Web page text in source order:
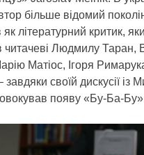
більше відомий
як літературний критик,
читачеві Людмилу Таран,
Матіос, Ігоря
своїй дискусії із
появу «Бу-Ба-